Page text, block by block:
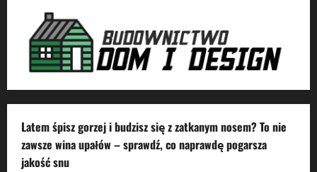
Latem śpisz gorzej i budzisz się z zatkanym nosem? To nie
zawsze wina upałów – sprawdź, co naprawdę pogarsza
jakość snu